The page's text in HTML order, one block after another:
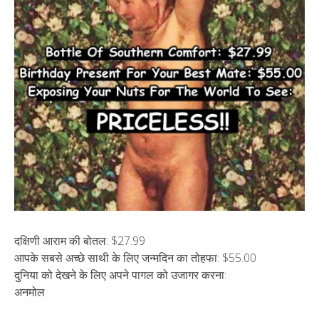
दक्षिणी आराम की बोतल: $27.99
आपके सबसे अच्छे साथी के लिए जन्मदिन का तोहफा: $55.00
दुनिया को देखने के लिए अपने पागल को उजागर करना:
अनमोल